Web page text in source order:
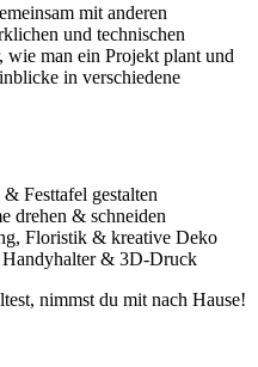
mit anderen
und technischen
wie man ein Projekt plant und
in verschiedene
Festtafel gestalten
drehen & schneiden
Floristik & kreative Deko
& 3D-Druck
nimmst du mit nach Hause!